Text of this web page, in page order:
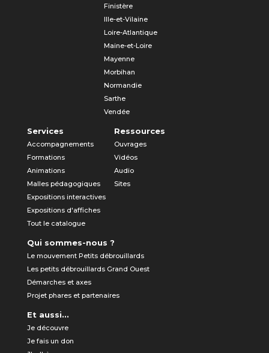
Finistère
Ille-et-Vilaine
Loire-Atlantique
Maine-et-Loire
Mayenne
Morbihan
Normandie
Sarthe
Vendée
Services
Accompagnements
Formations
Animations
Malles pédagogiques
Expositions interactives
Expositions d'affiches
Tout le catalogue
Ressources
Ouvrages
Vidéos
Audio
Sites
Qui sommes-nous ?
Le mouvement Petits débrouillards
Les petits débrouillards Grand Ouest
Démarches et axes
Projet phares et partenaires
Et aussi...
Je découvre
Je fais un don